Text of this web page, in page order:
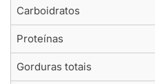
Carboidratos
Proteínas
Gorduras totais